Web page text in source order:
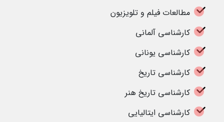
مطالعات فیلم و تلویزیون
کارشناسی آلمانی
کارشناسی یونانی
کارشناسی تاریخ
کارشناسی تاریخ هنر
کارشناسی ایتالیایی